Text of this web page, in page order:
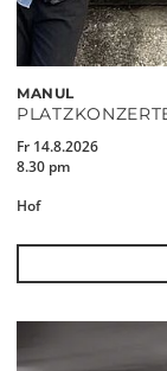
MANUL
Fr 14.8.2026
8.30 pm
Hof